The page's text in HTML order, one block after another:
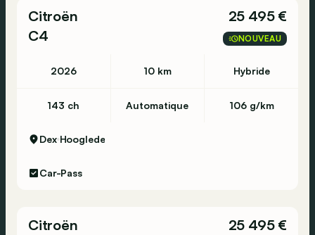
Citroën
C4
25 495 €
NOUVEAU
2026 10 km Hybride
143 ch Automatique 106 g/km
Dex Hooglede
Car-Pass
Citroën
25 495 €